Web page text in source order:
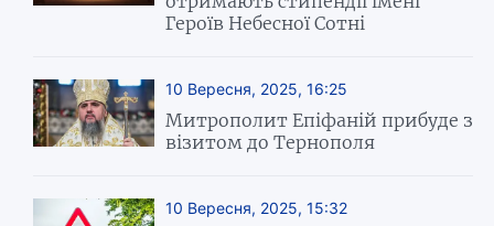
Героїв Небесної Сотні
10 Вересня, 2025, 16:25
Митрополит Епіфаній прибуде з
візитом до Тернополя
10 Вересня, 2025, 15:32